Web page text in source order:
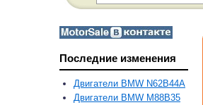
Последние изменения
Двигатели BMW N62B44A
Двигатели BMW M88B35